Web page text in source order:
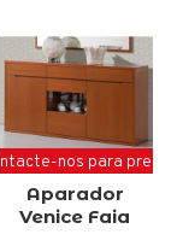
nos para preço
Aparador
Venice Faia